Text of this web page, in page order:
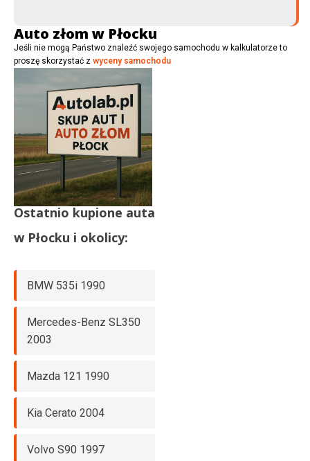
a
c
j
a
Auto złom w Płocku
Jeśli nie mogą Państwo znaleźć swojego samochodu w kalkulatorze to
proszę skorzystać z wyceny samochodu
Ostatnio kupione auta
w Płocku i okolicy:
BMW 535i 1990
Mercedes-Benz SL350
2003
Mazda 121 1990
Kia Cerato 2004
Volvo S90 1997